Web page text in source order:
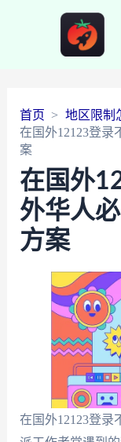
首页
地区限制
在国外12123登录
案
在国外
外华人
方案
在国外12123登录